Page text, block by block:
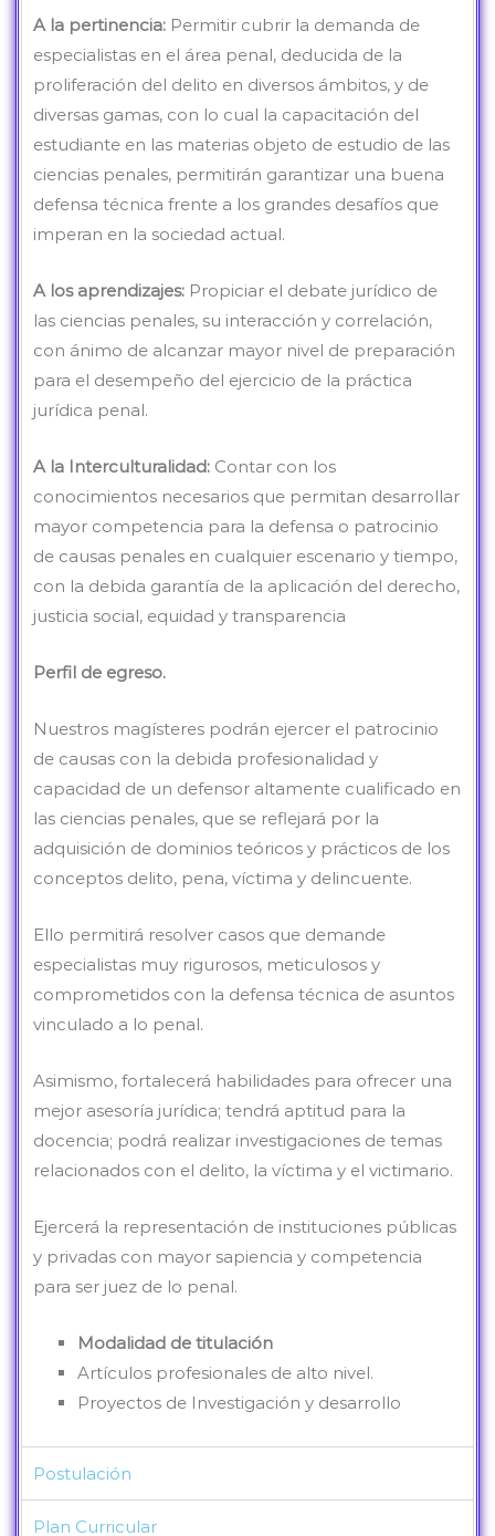
A la pertinencia: Permitir cubrir la demanda de
especialistas en el área penal, deducida de la
proliferación del delito en diversos ámbitos, y de
diversas gamas, con lo cual la capacitación del
estudiante en las materias objeto de estudio de las
ciencias penales, permitirán garantizar una buena
defensa técnica frente a los grandes desafíos que
imperan en la sociedad actual.
A los aprendizajes: Propiciar el debate jurídico de
las ciencias penales, su interacción y correlación,
con ánimo de alcanzar mayor nivel de preparación
para el desempeño del ejercicio de la práctica
jurídica penal.
A la Interculturalidad: Contar con los
conocimientos necesarios que permitan desarrollar
mayor competencia para la defensa o patrocinio
de causas penales en cualquier escenario y tiempo,
con la debida garantía de la aplicación del derecho,
justicia social, equidad y transparencia
Perfil de egreso.
Nuestros magísteres podrán ejercer el patrocinio
de causas con la debida profesionalidad y
capacidad de un defensor altamente cualificado en
las ciencias penales, que se reflejará por la
adquisición de dominios teóricos y prácticos de los
conceptos delito, pena, víctima y delincuente.
Ello permitirá resolver casos que demande
especialistas muy rigurosos, meticulosos y
comprometidos con la defensa técnica de asuntos
vinculado a lo penal.
Asimismo, fortalecerá habilidades para ofrecer una
mejor asesoría jurídica; tendrá aptitud para la
docencia; podrá realizar investigaciones de temas
relacionados con el delito, la víctima y el victimario.
Ejercerá la representación de instituciones públicas
y privadas con mayor sapiencia y competencia
para ser juez de lo penal.
Modalidad de titulación
Artículos profesionales de alto nivel.
Proyectos de Investigación y desarrollo
Postulación
Plan Curricular